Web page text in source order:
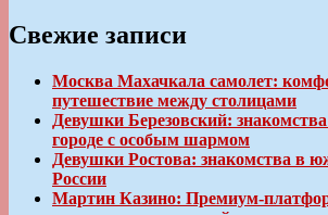
Свежие записи
Москва Махачкала самолет:
путешествие между столицами
Девушки Березовский:
городе с особым шармом
Девушки Ростова: знакомства в
России
Мартин Казино: Премиум-